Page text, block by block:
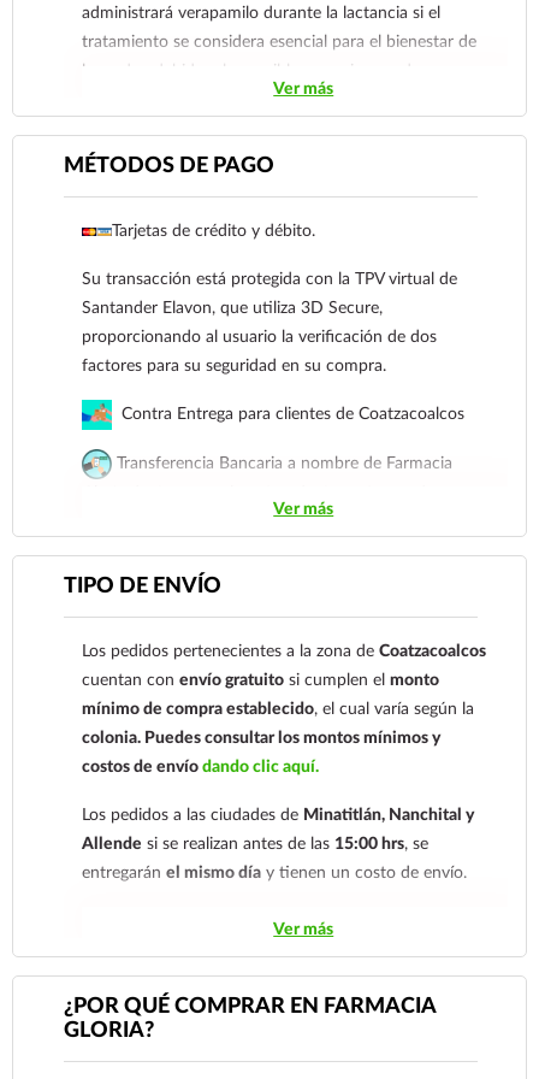
verapamilo a pacientes con taquicardia ventricular de
complejo ancho (QRS > 0,12 segundos) puede dar
como resultado un marcado deterioro hemodinámico
y fibrilación ventricular.
farmacovigilancia@cofepris.gob.mx
administrará verapamilo durante la lactancia si el
tratamiento se considera esencial para el bienestar de
la madre, debido a las posibles reacciones adversas
Ver más
MÉTODOS DE PAGO
Tarjetas de crédito y débito.
Su transacción está protegida con la TPV virtual de
Santander Elavon, que utiliza 3D Secure,
proporcionando al usuario la verificación de dos
factores para su seguridad en su compra.
Contra Entrega para clientes de Coatzacoalcos
Transferencia Bancaria a nombre de Farmacia
cuenta: Clave: 014854655008143954
Para esta forma de pago el cliente deberá enviar su
comprobante de pago a al siguiente correo
nuestro
921 261 8491
Ver más
TIPO DE ENVÍO
Los pedidos pertenecientes a la zona deCoatzacoalcos
cuentan conenvío gratuito si cumplen elmonto
mínimo de compra establecido, el cual varía según la
colonia. Puedes consultar los montos mínimos y
costos de envíodando clic aquí.
Los pedidos a las ciudades de Minatitlán, Nanchital y
Allende si se realizan antes de las 15:00 hrs, se
entregaránel mismo día y tienen un costo de envío.
Los pedidos de otras localidades se envían mediante
.Sólo hacemos envíos en el territorio
nacional.
Ver más
¿POR QUÉ COMPRAR EN FARMACIA
GLORIA?